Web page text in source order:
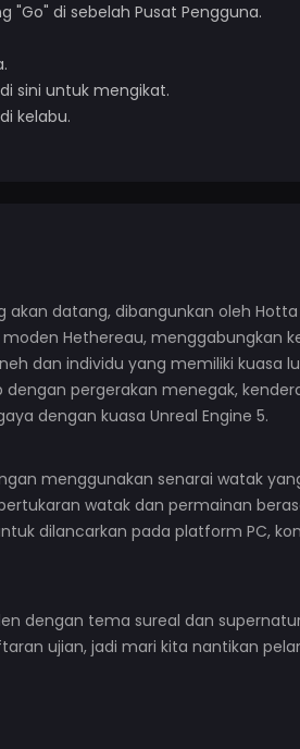
"Go" di sebelah Pusat Pengguna.
sini untuk mengikat.
kelabu.
datang, dibangunkan oleh
Hethereau, menggabungkan
dan individu yang memiliki kuasa
pergerakan menegak,
dengan kuasa Unreal Engine 5.
menggunakan senarai watak
watak dan permainan
dilancarkan pada platform PC,
dengan tema sureal dan
ujian, jadi mari kita nantikan